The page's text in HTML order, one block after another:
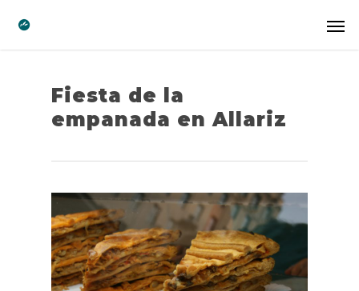
Fiesta de la
empanada en Allariz